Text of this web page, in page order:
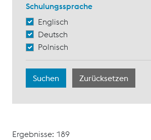
Schulungssprache
Englisch
Deutsch
Polnisch
Ergebnisse: 189